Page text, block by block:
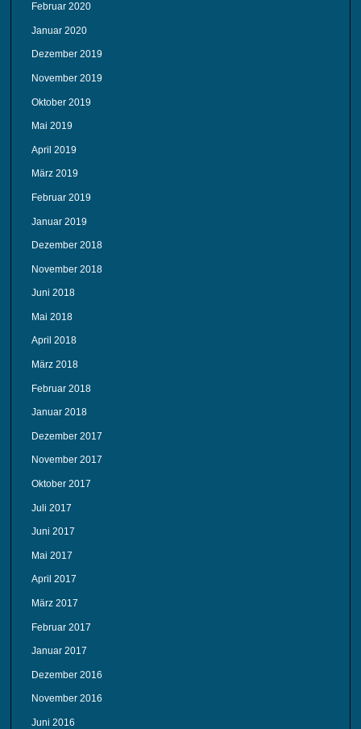
Februar 2020
Januar 2020
Dezember 2019
November 2019
Oktober 2019
Mai 2019
April 2019
März 2019
Februar 2019
Januar 2019
Dezember 2018
November 2018
Juni 2018
Mai 2018
April 2018
März 2018
Februar 2018
Januar 2018
Dezember 2017
November 2017
Oktober 2017
Juli 2017
Juni 2017
Mai 2017
April 2017
März 2017
Februar 2017
Januar 2017
Dezember 2016
November 2016
Juni 2016